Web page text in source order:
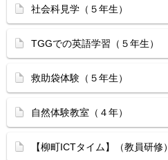
社会科見学（５年生）
TGGでの英語学習（５年生）
救助袋体験（５年生）
自然体験教室（４年）
【柳町ICTタイム】（教員研修）